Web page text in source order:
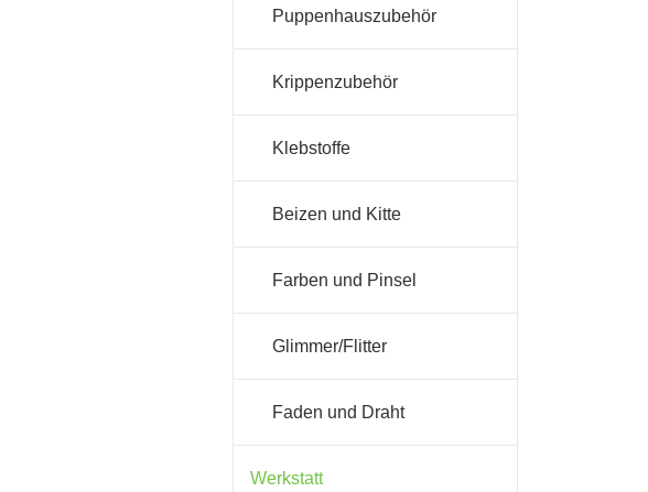
Puppenhauszubehör
Krippenzubehör
Klebstoffe
Beizen und Kitte
Farben und Pinsel
Glimmer/Flitter
Faden und Draht
Werkstatt